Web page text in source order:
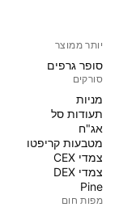
יותר ממוצר
סופר גרפים
סורקים
מניות‏
תעודות סל
אג"ח
מטבעות קריפטו
צמדי CEX
צמדי DEX
Pine
מפות חום